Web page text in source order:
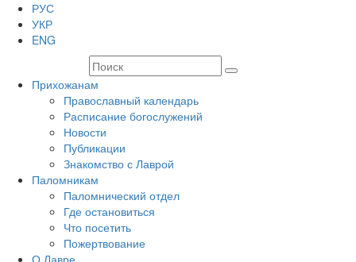
РУС
УКР
ENG
Прихожанам
Православный календарь
Расписание богослужений
Новости
Публикации
Знакомство с Лаврой
Паломникам
Паломнический отдел
Где остановиться
Что посетить
Пожертвование
О Лавре